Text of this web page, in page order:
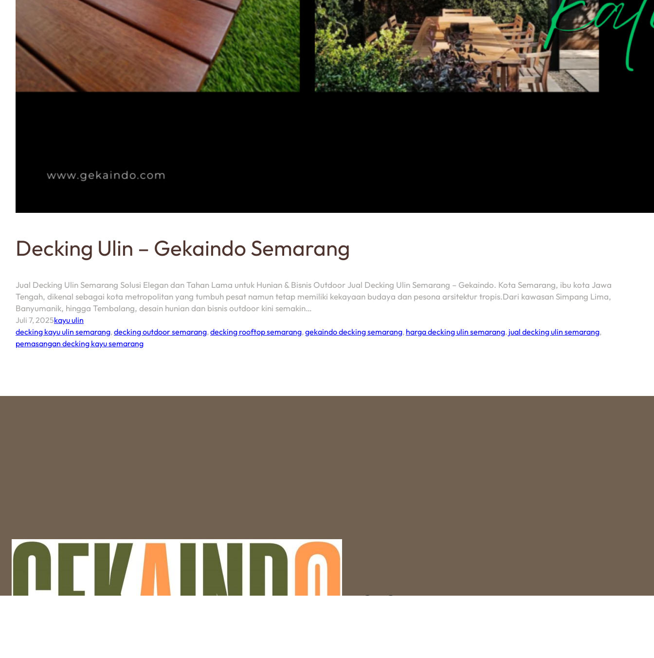
Decking Ulin – Gekaindo Semarang
Jual Decking Ulin Semarang Solusi Elegan dan Tahan Lama untuk Hunian & Bisnis Outdoor Jual Decking Ulin Semarang – Gekaindo. Kota Semarang, ibu kota Jawa
Tengah, dikenal sebagai kota metropolitan yang tumbuh pesat namun tetap memiliki kekayaan budaya dan pesona arsitektur tropis.Dari kawasan Simpang Lima,
Banyumanik, hingga Tembalang, desain hunian dan bisnis outdoor kini semakin…
Juli 7, 2025kayu ulin
decking kayu ulin semarang,decking outdoor semarang,decking rooftop semarang,gekaindo decking semarang, harga decking ulin semarang, jual decking ulin semarang,
pemasangan decking kayu semarang